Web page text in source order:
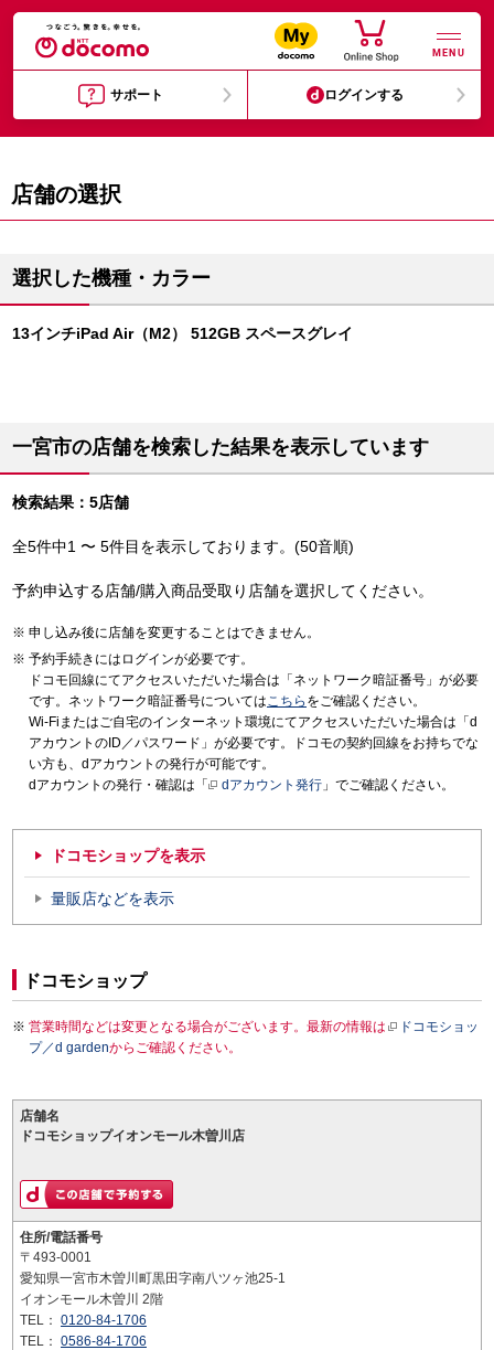
MENU
サポート ログインする
店舗の選択
選択した機種・カラー
13インチiPad Air（M2） 512GB スペースグレイ
一宮市の店舗を検索した結果を表示しています
検索結果：5店舗
全5件中1 〜 5件目を表示しております。(50音順)
予約申込する店舗/購入商品受取り店舗を選択してください。
申し込み後に店舗を変更することはできません。
予約手続きにはログインが必要です。
ドコモ回線にてアクセスいただいた場合は「ネットワーク暗証番号」が必要
です。ネットワーク暗証番号についてはこちら をご確認ください。
Wi-Fiまたはご自宅のインターネット環境にてアクセスいただいた場合は「d
アカウントのID／パスワード」が必要です。ドコモの契約回線をお持ちでな
い方も、dアカウントの発行が可能です。
dアカウントの発行・確認は「
dアカウント発行 」でご確認ください。
ドコモショップを表示
量販店などを表示
ドコモショップ
営業時間などは変更となる場合がございます。最新の情報は
ドコモショッ
プ／d gardenからご確認ください。
店舗名
ドコモショップイオンモール木曽川店
住所/電話番号
〒493-0001
愛知県一宮市木曽川町黒田字南八ツヶ池25-1
イオンモール木曽川 2階
TEL： 0120-84-1706
TEL： 0586-84-1706